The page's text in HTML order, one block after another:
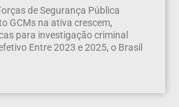
de Segurança Pública
GCMs na ativa crescem,
para investigação criminal
Entre 2023 e 2025, o Brasil